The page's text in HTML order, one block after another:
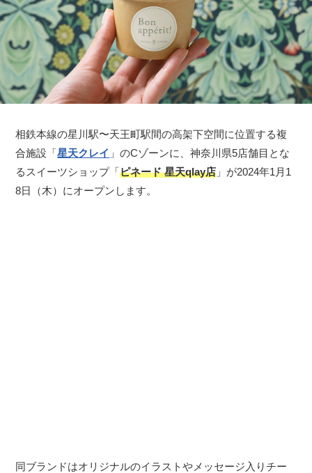
相鉄本線の星川駅〜天王町駅間の高架下空間に位置する複
合施設「星天クレイ 」のCゾーンに、神奈川県5店舗目とな
るスイーツショップ「ピネード 星天qlay店 」が2024年1月1
8日（木）にオープンします。
同ブランドはオリジナルのイラストやメッセージ入りチー